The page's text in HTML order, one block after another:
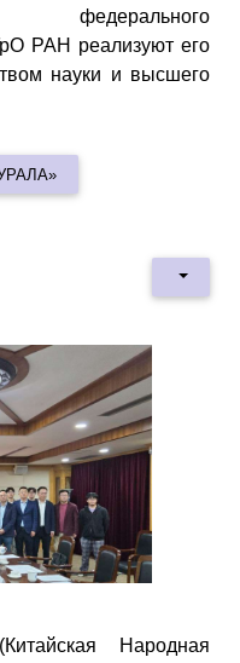
РАН реализуют его
науки и высшего
Народная